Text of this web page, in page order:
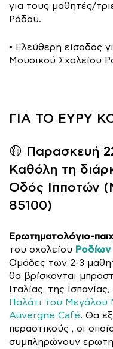
για τους μαθητές/
Ρόδου.
▪️ Ελεύθερη είσοδος
Μουσικού Σχολείου
ΓΙΑ ΤΟ ΕΥΡΥ
🟡 Παρασκευή
Καθόλη τη
Οδός Ιπποτών
85100)
Ερωτηματολόγιο-
του σχολείου Ροδίων
Ομάδες των 2-3
θα βρίσκονται
Ιταλίας, της
Παλάτι του Μεγάλου
Auvergne Café. Θα
περαστικούς , οι
συμπληρώνουν